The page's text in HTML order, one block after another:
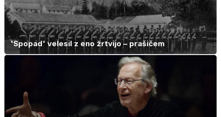
'Spopad' velesil z eno žrtvijo – prašičem